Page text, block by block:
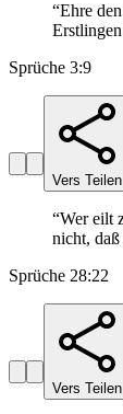
“Ehre
Sprüche 3:9
Vers Teilen
“Wer eilt
nicht,
Sprüche 28:22
Vers Teilen